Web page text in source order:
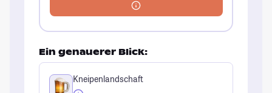
Ein genauerer Blick:
Kneipenlandschaft